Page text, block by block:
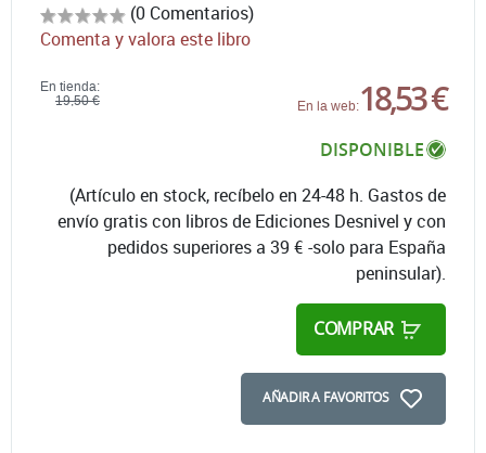
(0 Comentarios)
Comenta y valora este libro
En tienda:
19,50 €
En la web:18,53 €
DISPONIBLE
(Artículo en stock, recíbelo en 24-48 h. Gastos de
envío gratis con libros de Ediciones Desnivel y con
pedidos superiores a 39 € -solo para España
peninsular).
COMPRAR
AÑADIR A FAVORITOS